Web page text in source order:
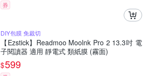
券
DIY包膜 免裁切
【Ezstick】Readmoo Moolnk Pro 2 13.3吋 電
子閱讀器 適用 靜電式 類紙膜 (霧面)
$599